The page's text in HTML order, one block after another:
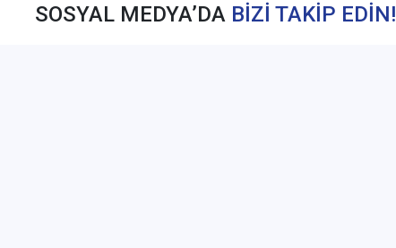
SOSYAL MEDYA’DA BİZİ TAKİP EDİN!